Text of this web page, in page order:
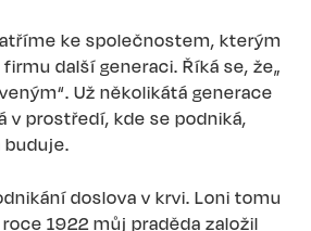
ke společnostem, kterým
další generaci. Říká se, že„
Už několikátá generace
v prostředí, kde se podniká,
doslova v krvi. Loni tomu
1922 můj praděda založil